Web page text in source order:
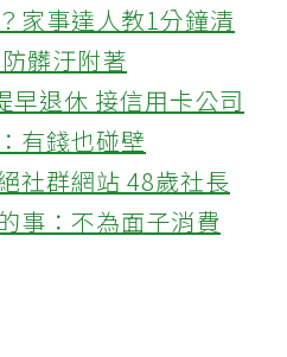
家事達人教1分鐘清
髒汙附著
退休 接信用卡公司
有錢也碰壁
社群網站 48歲社長
事：不為面子消費